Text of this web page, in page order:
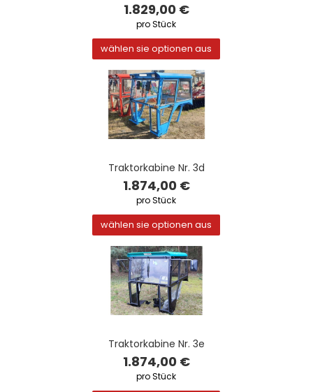
1.829,00 €
pro Stück
wählen sie optionen aus
Traktorkabine Nr. 3d
1.874,00 €
pro Stück
wählen sie optionen aus
Traktorkabine Nr. 3e
1.874,00 €
pro Stück